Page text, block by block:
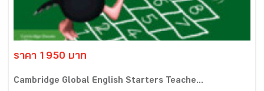
ราคา 1950 บาท
Cambridge Global English Starters Teache...